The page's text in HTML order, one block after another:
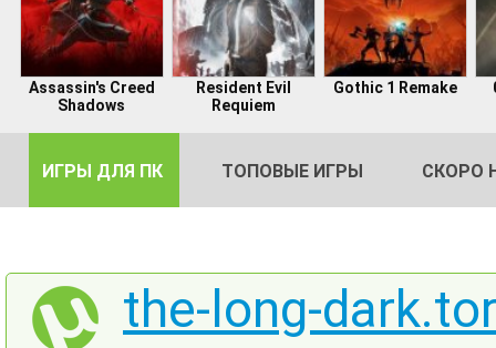
Assassin's Creed
Shadows
Resident Evil
Requiem
Gothic 1 Remake
ИГРЫ ДЛЯ ПК ТОПОВЫЕ ИГРЫ СКОРО
the-long-